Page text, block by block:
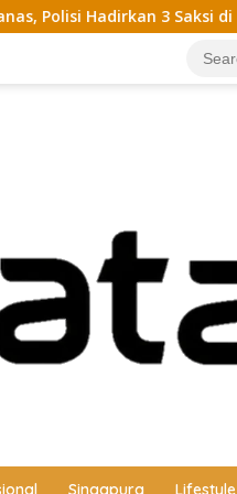
3 Saksi di PN Batam
Singapura Lifestyle